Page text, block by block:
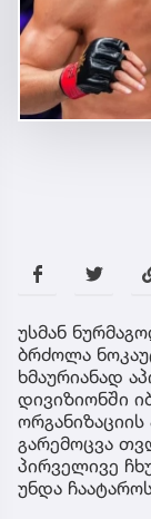
უსმან
ბრძოლა
ხმაურიანად
დივიზიონში
გარემოცვა
პირველივე
უნდა